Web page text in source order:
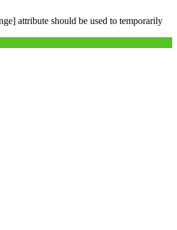
attribute should be used to temporarily